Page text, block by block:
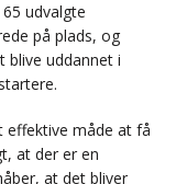
udvalgte
på plads, og
blive uddannet i
effektive måde at få
at der er en
at det bliver